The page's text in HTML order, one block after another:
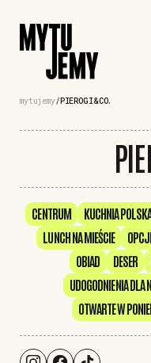
mytujemy PIEROGI&CO.
CENTRUM KUCHNIA
LUNCH NA MIEŚCIE
OBIAD
DESER
UDOGODNIENIA DLA
OTWARTE W